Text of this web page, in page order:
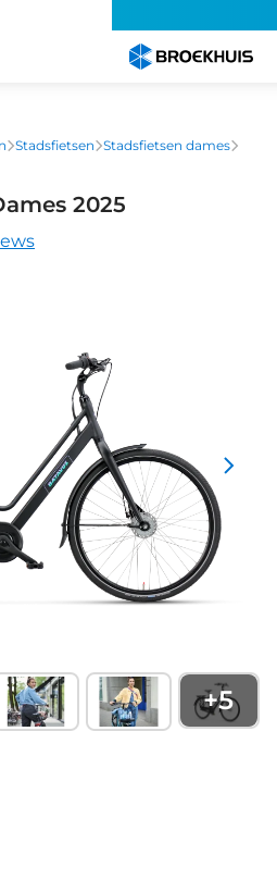
Stadsfietsen Stadsfietsen dames
2025
+5